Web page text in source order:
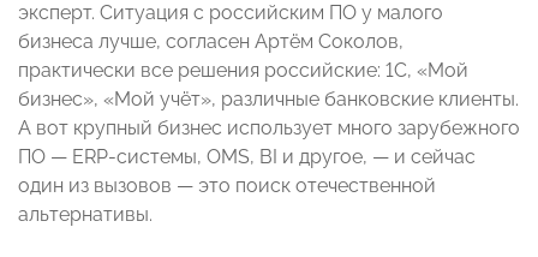
эксперт. Ситуация с российским ПО у малого
бизнеса лучше, согласен Артём Соколов,
практически все решения российские: 1С, «Мой
бизнес», «Мой учёт», различные банковские клиенты.
А вот крупный бизнес использует много зарубежного
ПО — ERP-системы, OMS, BI и другое, — и сейчас
один из вызовов — это поиск отечественной
альтернативы.